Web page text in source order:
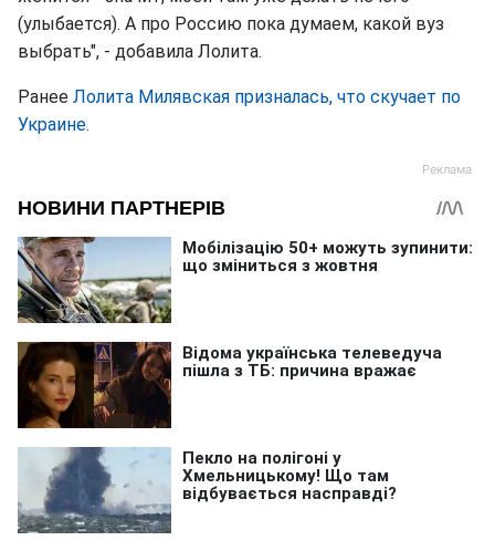
(улыбается). А про Россию пока думаем, какой вуз
выбрать", - добавила Лолита.
Ранее Лолита Милявская призналась, что скучает по
Украине.